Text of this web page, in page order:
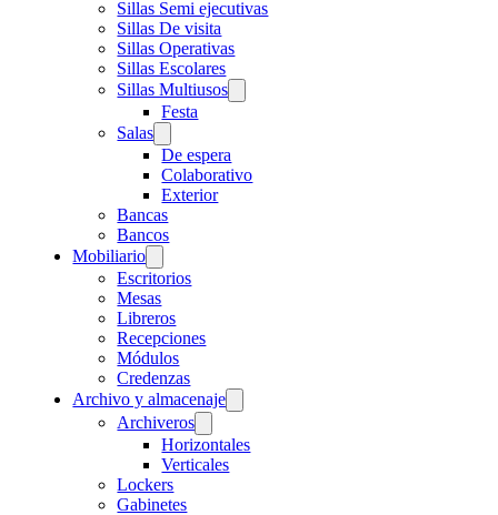
Sillas Semi ejecutivas
Sillas De visita
Sillas Operativas
Sillas Escolares
Sillas Multiusos
Festa
Salas
De espera
Colaborativo
Exterior
Bancas
Bancos
Mobiliario
Escritorios
Mesas
Libreros
Recepciones
Módulos
Credenzas
Archivo y almacenaje
Archiveros
Horizontales
Verticales
Lockers
Gabinetes